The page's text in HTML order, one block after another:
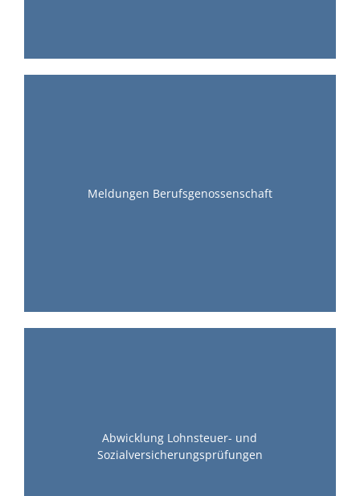
Meldungen Berufsgenossenschaft
Abwicklung Lohnsteuer- und
Sozialversicherungsprüfungen